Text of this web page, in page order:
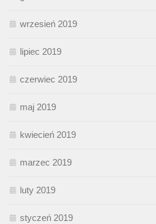
wrzesień 2019
lipiec 2019
czerwiec 2019
maj 2019
kwiecień 2019
marzec 2019
luty 2019
styczeń 2019